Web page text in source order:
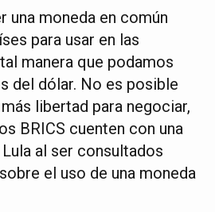
una moneda en común
para usar en las
manera que podamos
del dólar. No es posible
libertad para negociar,
BRICS cuenten con una
al ser consultados
el uso de una moneda